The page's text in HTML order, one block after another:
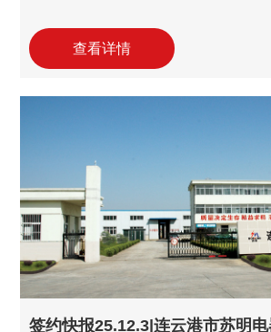
驰软件达成合作协议，签约增购利驰
计三件套解决方案账号。这标志着双
东浩城电气正以新落成的总部科技园
局智能电气与新能源赛道。业务的快
营效率与精准
查看详情